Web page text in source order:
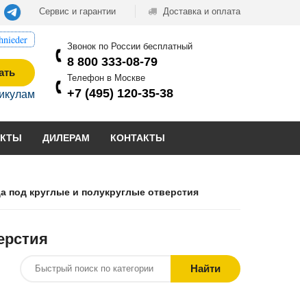
Сервис и гарантии Доставка и оплата
Звонок по России бесплатный
8 800 333-08-79
Телефон в Москве
+7 (495) 120-35-38
ДИЛЕРАМ КОНТАКТЫ
под круглые и полукруглые отверстия
Найти